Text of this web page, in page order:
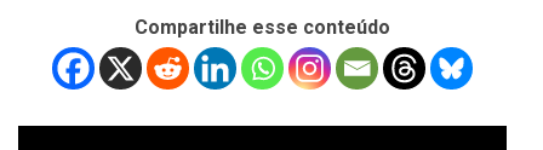
Compartilhe esse conteúdo